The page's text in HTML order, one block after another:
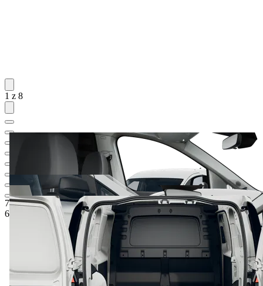
1 z 8
724 396 Kč1
Ceníková cena
663 896 Kč5